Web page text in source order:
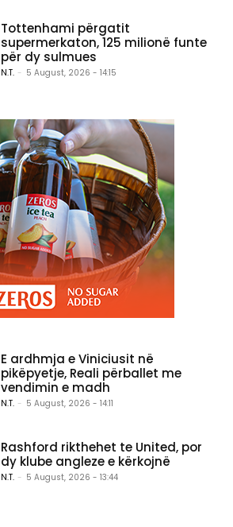
Tottenhami përgatit
supermerkaton, 125 milionë funte
për dy sulmues
N.T. - 5 August, 2026 - 14:15
E ardhmja e Viniciusit në
pikëpyetje, Reali përballet me
vendimin e madh
N.T. - 5 August, 2026 - 14:11
Rashford rikthehet te United, por
dy klube angleze e kërkojnë
N.T. - 5 August, 2026 - 13:44